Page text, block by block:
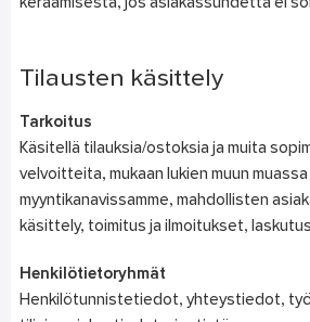
keräämisestä, jos asiakassuhdetta ei
Tilausten käsittely
Tarkoitus
Käsitellä tilauksia/ostoksia ja muita
velvoitteita, mukaan lukien muun
myyntikanavissamme, mahdollisten
käsittely, toimitus ja ilmoitukset,
Henkilötietoryhmät
Henkilötunnistetiedot, yhteystiedot,